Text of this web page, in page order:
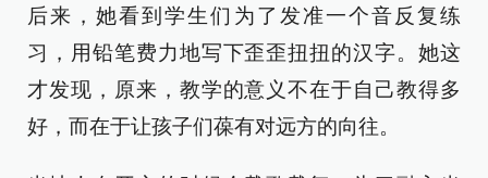
后来，她看到学生们为了发准一个音反复练
习，用铅笔费力地写下歪歪扭扭的汉字。她这
才发现，原来，教学的意义不在于自己教得多
好，而在于让孩子们葆有对远方的向往。